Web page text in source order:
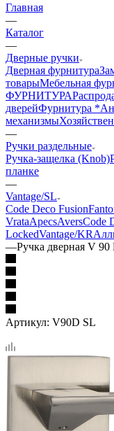
Главная
—
Каталог
—
Дверные ручки
Дверная фурнитура
товарыМебельная
ФУРНИТУРА
дверейФурнитура
механизмы
—
Ручки раздельные
Ручка-защелка (Knob)
планке
—
Vantage/SL
Code Deco Fusion
VrataApecsAversCode
LockedVantage/KR
—Ручка дверная V
Артикул: V90D SL